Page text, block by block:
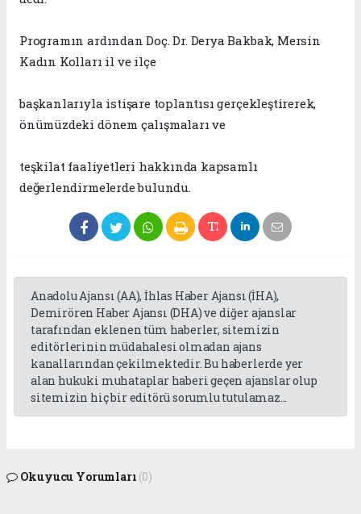
Programın ardından Doç. Dr. Derya Bakbak, Mersin
Kadın Kolları il ve ilçe
başkanlarıyla istişare toplantısı gerçekleştirerek,
önümüzdeki dönem çalışmaları ve
teşkilat faaliyetleri hakkında kapsamlı
değerlendirmelerde bulundu.
Anadolu Ajansı (AA), İhlas Haber Ajansı (İHA),
Demirören Haber Ajansı (DHA) ve diğer ajanslar
tarafından eklenen tüm haberler, sitemizin
editörlerinin müdahalesi olmadan ajans
kanallarından çekilmektedir. Bu haberlerde yer
alan hukuki muhataplar haberi geçen ajanslar olup
sitemizin hiç bir editörü sorumlu tutulamaz...
Okuyucu Yorumları (0)